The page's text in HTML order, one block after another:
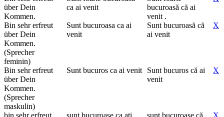
über Dein
Kommen.
ca ai venit
bucuroasă că ai
venit .
Bin sehr erfreut
über Dein
Kommen.
(Sprecher
feminin)
Sunt bucuroasa ca ai
venit
Sunt bucuroasă că
ai venit
X
Bin sehr erfreut
über Dein
Kommen.
(Sprecher
maskulin)
Sunt bucuros ca ai venit
Sunt bucuros că ai
venit
X